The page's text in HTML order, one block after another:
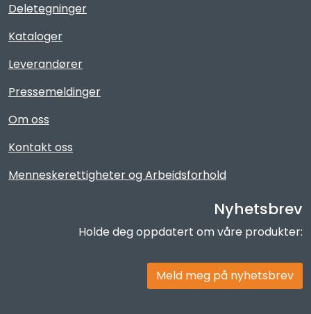
Deletegninger
Kataloger
Leverandører
Pressemeldinger
Om oss
Kontakt oss
Menneskerettigheter og Arbeidsforhold
Nyhetsbrev
Holde deg oppdatert om våre produkter:
Meld meg på nyhetsbrev